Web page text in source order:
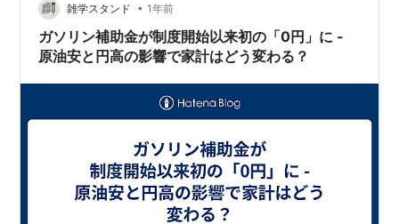
った方はまずはぜひこちらの記事からご覧ください👇 ▶
塾なし家庭学習記事へ ＼一番読まれてる人気記事はこち
ら／ ▶ 人気…
雑学スタンド • 1年前
ガソリン補助金が制度開始以来初の「0円」に -
原油安と円高の影響で家計はどう変わる？